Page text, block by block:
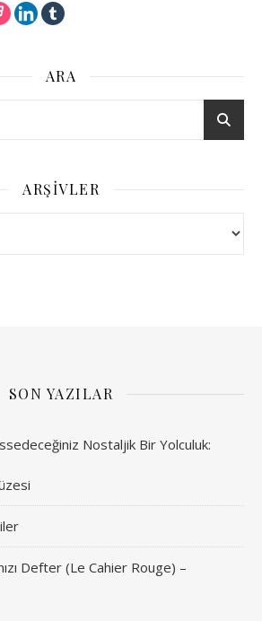
ARA
ARŞIVLER
SON YAZILAR
Nostaljik Bir Yolculuk:
Defter (Le Cahier Rouge) –